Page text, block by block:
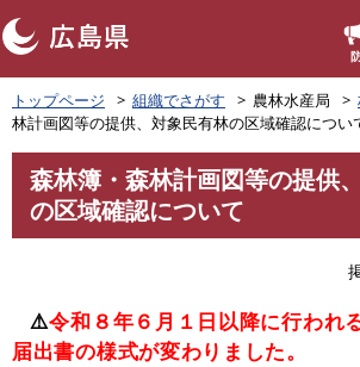
ペ
ー
ジ
の
で
トップページ 組織でさがす 農林水産局
林計画図等の提供、対象民有林の区域確認につい
森林簿・森林計画図等の提供
の区域確認について
⚠️令和８年６月１日以降に行われ
届出書の様式が変わりました。